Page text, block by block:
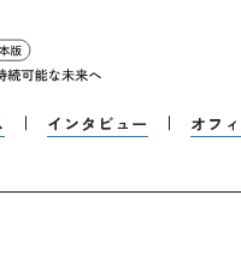
インタビュー オフ